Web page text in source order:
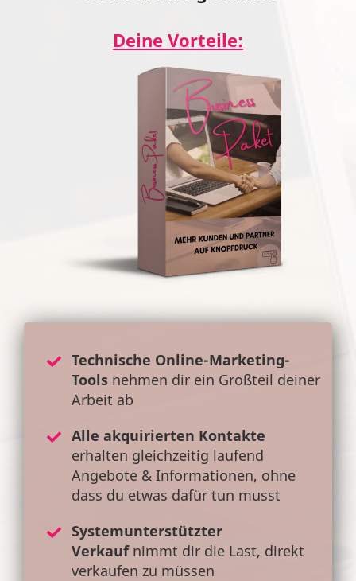
Deine Vorteile:
Technische Online-Marketing-
Tools nehmen dir ein Großteil deiner
Arbeit ab
Alle akquirierten Kontakte
erhalten gleichzeitig laufend
Angebote & Informationen, ohne
dass du etwas dafür tun musst
Systemunterstützter
Verkauf nimmt dir die Last, direkt
verkaufen zu müssen